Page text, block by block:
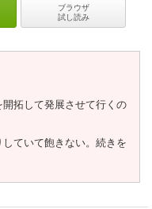
ブラウザ
試し読み
拓して発展させて行くの
ていて飽きない。続きを